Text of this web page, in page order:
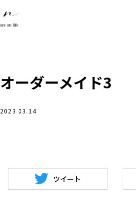
オーダーメイド3
2023.03.14
ツイート